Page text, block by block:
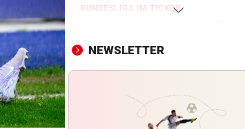
BUNDESLIGA IM TICKER
19.30 Uhr LIVE
WOHL SCHWER VERLETZT
um Salzburg-Kicker
NEWSLETTER